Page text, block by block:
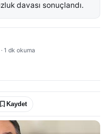
davası sonuçlandı.
· 1 dk okuma
Kaydet